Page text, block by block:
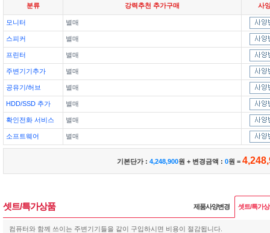
분류 강력추천 추가구매 사
모니터 별매
스피커 별매
프린터 별매
주변기기추가 별매
공유기/허브 별매
HDD/SSD 추가 별매
확인전화 서비스 별매
소프트웨어 별매
기본단가 : 4,248,900원 + 변경금액 : 0원 =
셋트/특가상품 제품사양변경 셋트/특가
컴퓨터와 함께 쓰이는 주변기기들을 같이 구입하시면 비용이 절감됩니다.